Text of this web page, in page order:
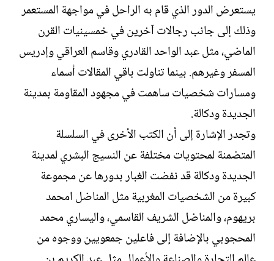
يستعرض الدور الذي قام به الراحل في مواجهة المستعمر
وذلك إلى جانب رجالات آخرين في خمسينيات القرن
الماضي، مثل عبد الواحد القادري وقاسم العراقي وإدريس
المسفر وغيرهم. بينما تناولت باقي المقالات أسماء
ومسارات شخصيات ساهمت في مجهود المقاومة بمدينة
الجديدة ودكالة.
وتجدر الإشارة إلى أن الكتب الأخرى في السلسلة
المتضمنة لمحتويات مختلفة عن النسيج البشري لمدينة
الجديدة ودكالة قد نفضت الغبار بدورها عن مجموعة
كبيرة من الشخصيات المغربية مثل المناضل امحمد
بريهوم، والمناضل الشريف القاسمي، واليساري محمد
المحجوبي بالإضافة إلى فاعلين جمعويين ووجوه من